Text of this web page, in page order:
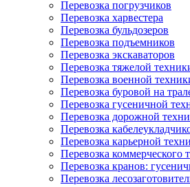
Перевозка погрузчиков
Перевозка харвестера
Перевозка бульдозеров
Перевозка подъемников
Перевозка экскаваторов
Перевозка тяжелой
Перевозка военной
Перевозка буровой на
Перевозка гусеничной
Перевозка дорожной
Перевозка
Перевозка карьерной
Перевозка коммерческого
Перевозка кранов:
Перевозка